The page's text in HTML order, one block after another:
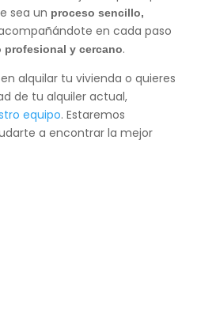
sea un proceso sencillo,
en cada paso
profesional y cercano.
alquilar tu vivienda o quieres
de tu alquiler actual,
equipo. Estaremos
a encontrar la mejor